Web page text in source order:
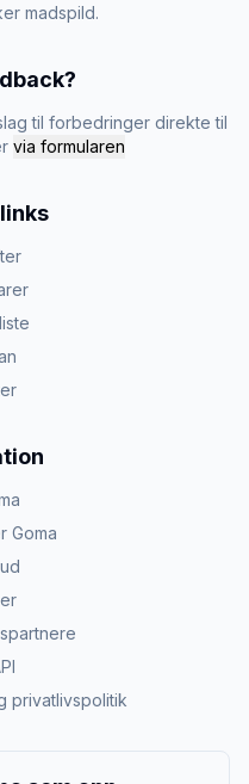
madspild.
til forbedringer direkte til
via formularen
Goma
privatlivspolitik